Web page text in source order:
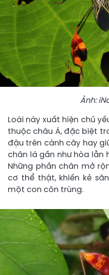
Ảnh:
Loài này xuất hiện chủ
thuộc châu Á, đặc biệt
đậu trên cành cây hay
chân lá gần như hòa lẫn
Những phần chân mở
cơ thể thật, khiến kẻ
một con côn trùng.